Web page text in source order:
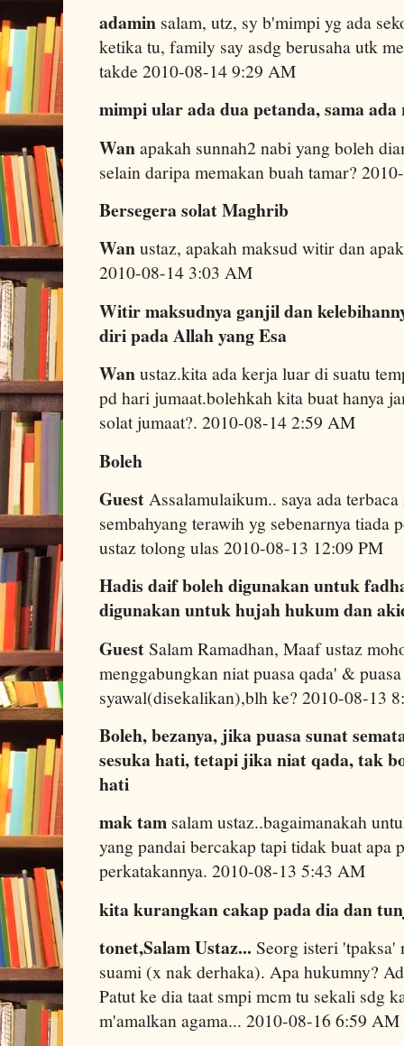
adamin salam, utz, sy b'mimpi yg ada
ketika tu, family say asdg berusaha utk
takde 2010-08-14 9:29 AM
mimpi ular ada dua petanda, sama
Wanapakah sunnah2 nabi yang boleh
selain daripa memakan buah tamar?
Bersegera solat Maghrib
Wanustaz, apakah maksud witir dan
2010-08-14 3:03 AM
Witir maksudnya ganjil dan
diri pada Allah yang Esa
Wanustaz.kita ada kerja luar di suatu
pd hari jumaat.bolehkah kita buat hanya
solat jumaat?. 2010-08-14 2:59 AM
Boleh
GuestAssalamulaikum.. saya ada
sembahyang terawih yg sebenarnya tiada
ustaz tolong ulas 2010-08-13 12:09 PM
Hadis daif boleh digunakan untuk
digunakan untuk hujah hukum dan
GuestSalam Ramadhan, Maaf ustaz
menggabungkan niat puasa qada' &
syawal(disekalikan),blh ke? 2010-08-13
Boleh, bezanya, jika puasa sunat
sesuka hati, tetapi jika niat qada, tak
hati
mak tam salam ustaz..bagaimanakah
yang pandai bercakap tapi tidak buat apa
perkatakannya. 2010-08-13 5:43 AM
kita kurangkan cakap pada dia dan
tonet,Salam Ustaz... Seorg isteri 'tpaksa'
suami (x nak derhaka). Apa hukumny?
Patut ke dia taat smpi mcm tu sekali sdg
m'amalkan agama... 2010-08-16 6:59 AM